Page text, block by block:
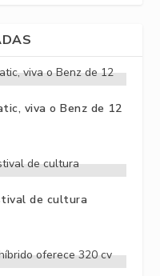
viva o Benz de 12
de cultura